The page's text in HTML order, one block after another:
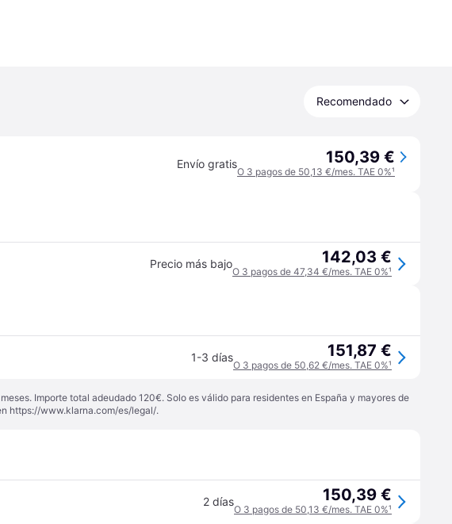
Recomendado
Envío gratis 150,39 €
O 3 pagos de 50,13 €/mes. TAE 0%¹
Precio más bajo 142,03 €
O 3 pagos de 47,34 €/mes. TAE 0%¹
1-3 días 151,87 €
O 3 pagos de 50,62 €/mes. TAE 0%¹
Importe total adeudado 120€. Solo es válido para residentes en España y mayores de
https://www.klarna.com/es/legal/.
2 días 150,39 €
O 3 pagos de 50,13 €/mes. TAE 0%¹